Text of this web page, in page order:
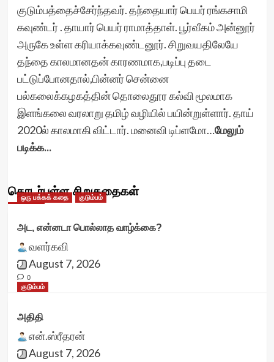
குடும்பத்தைச்சேர்ந்தவர். தந்தையார் பெயர் ரங்கசாமி
கவுண்டர் . தாயார் பெயர் ராமாத்தாள். பூர்வீகம் அன்னூர்
அருகே உள்ள கரியாக்கவுண்டனூர். சிறுவயதிலேயே
தந்தை காலமானதன் காரணமாக,படிப்பு தடை
பட்டுப்போனதால்,பின்னர் சென்னை
பல்கலைக்கழகத்தின் தொலைதூர கல்வி மூலமாக
இளங்கலை வரலாறு தமிழ் வழியில் பயின்றுள்ளார். தாய்
2020ல் காலமாகி விட்டார். மனைவி டிப்ளமோ…மேலும்
படிக்க...
தொடர்புள்ள சிறுகதைகள்
ஒரு பக்கக் கதை குடும்பம்
அட, என்னடா பொல்லாத வாழ்க்கை?
வளர்கவி
August 7, 2026
0
குடும்பம்
அதிதி
என்.ஸ்ரீதரன்
August 7, 2026